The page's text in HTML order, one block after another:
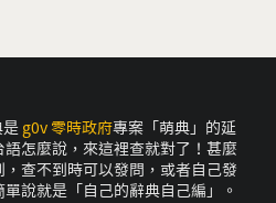
g0v 零時政府專案「萌典」的延
怎麼說，來這裡查就對了！甚麼
查不到時可以發問，或者自己發
說就是「自己的辭典自己編」。